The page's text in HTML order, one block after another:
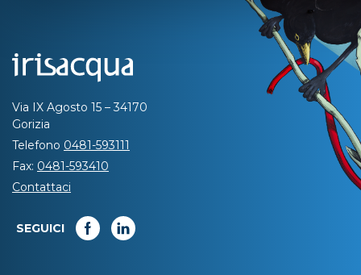
Via IX Agosto 15 – 34170
Gorizia
Telefono 0481-593111
Fax: 0481-593410
Contattaci
SEGUICI